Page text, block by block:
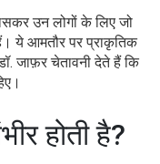
उन लोगों के लिए जो
ये आमतौर पर प्राकृतिक
जाफ़र चेतावनी देते हैं कि
होती है?